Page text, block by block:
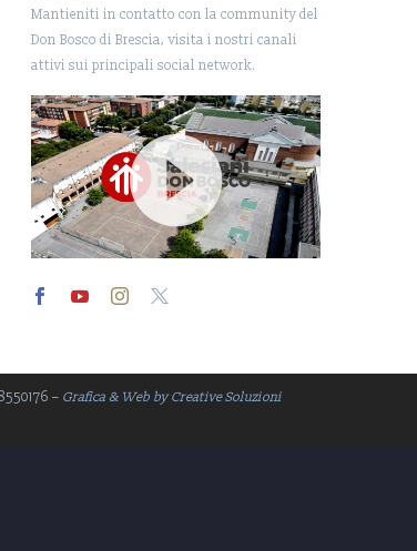
Mantieniti in contatto con la community del
Don Bosco di Brescia, visita i nostri canali
attivi sui principali social network.
Player
– Grafica & Web by Creative Soluzioni